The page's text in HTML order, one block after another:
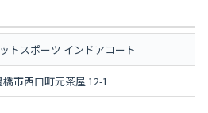
トスポーツ インドアコート
橋市西口町元茶屋 12-1